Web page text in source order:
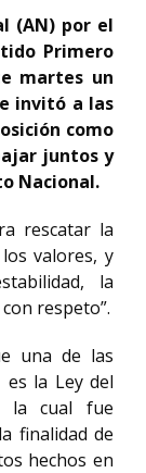
(AN) por el
Primero
martes un
invitó a las
como
juntos y
Nacional.
rescatar la
valores, y
la
respeto”.
una de las
la Ley del
la cual fue
finalidad de
hechos en